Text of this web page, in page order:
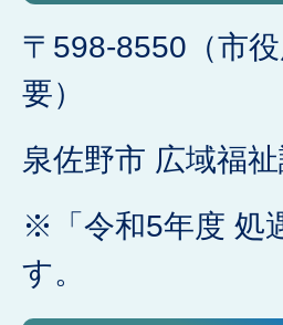
〒598-8550（市
要）
泉佐野市 広域福
※「令和5年度 処
す。